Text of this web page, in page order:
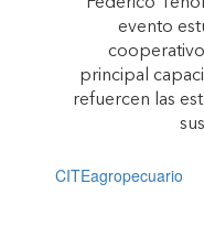
evento
principal
refuercen las
CITEagropecuario